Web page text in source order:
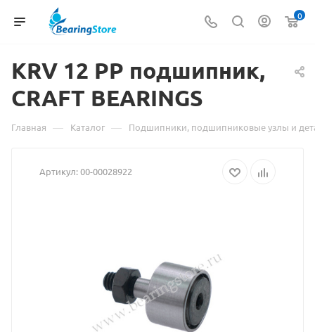
0
KRV Материал
о
товаре
12
CRAFT
BEARINGS
взят
12 PP подшипник,
CRAFT BEARINGS
Главная — Каталог — Подшипники, подшипниковые узлы и
Артикул:00-00028922